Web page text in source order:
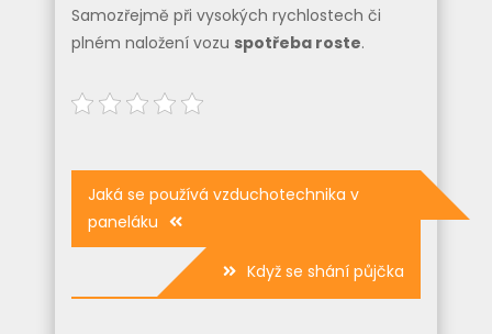
Samozřejmě při vysokých rychlostech či
plném naložení vozu spotřeba roste.
Navigace
pro
příspěvek
Jaká se používá vzduchotechnika v
paneláku
Když se shání půjčka